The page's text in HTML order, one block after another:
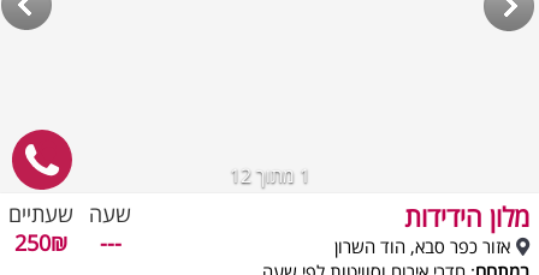
1 מתוך 12
מלון הידידות
אזור כפר סבא, הוד השרון
שעה
---
שעתיים
250₪